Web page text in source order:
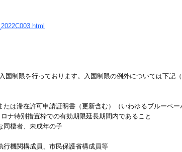
制限を行っております。入国制限の例外については下記（
は滞在許可申請証明書（更新含む）（いわゆるブルーペー
ナ特別措置枠での有効期限延長期間内であること
棲者、未成年の子
機関構成員、市民保護省構成員等